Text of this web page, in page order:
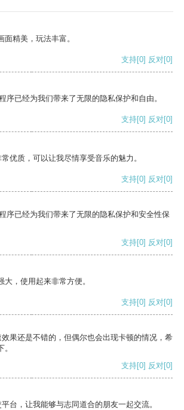
精美，玩法丰富。
支持[0] 反对[0]
序已经为我们带来了无限的隐私保护和自由。
支持[0] 反对[0]
优质，可以让我尽情享受音乐的魅力。
支持[0] 反对[0]
序已经为我们带来了无限的隐私保护和安全性保
支持[0] 反对[0]
，使用起来非常方便。
支持[0] 反对[0]
果还是不错的，但偶尔也会出现卡顿的情况，希
支持[0] 反对[0]
台，让我能够与志同道合的朋友一起交流。